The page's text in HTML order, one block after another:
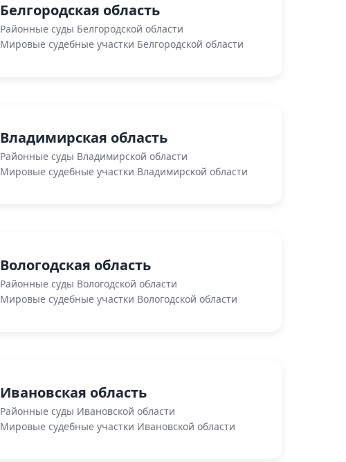
Белгородская область
Районные суды Белгородской области
Мировые судебные участки Белгородской области
Владимирская область
Районные суды Владимирской области
Мировые судебные участки Владимирской области
Вологодская область
Районные суды Вологодской области
Мировые судебные участки Вологодской области
Ивановская область
Районные суды Ивановской области
Мировые судебные участки Ивановской области